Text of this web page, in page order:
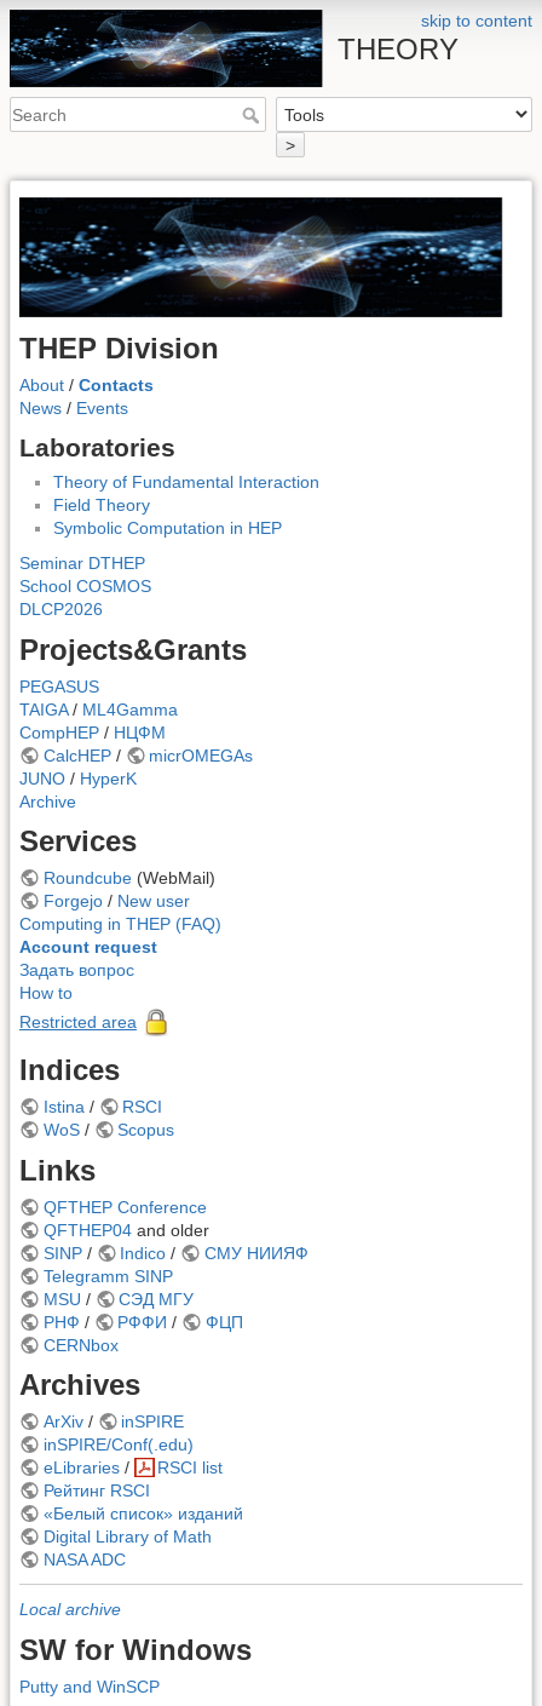
skip to content
THEORY
>
THEP Division
About / Contacts
News / Events
Laboratories
Theory of Fundamental Interaction
Field Theory
Symbolic Computation in HEP
Seminar DTHEP
School COSMOS
DLCP2026
Projects&Grants
PEGASUS
TAIGA/ ML4Gamma
CompHEP / НЦФМ
CalcHEP/
micrOMEGAs
JUNO / HyperK
Archive
Services
Roundcube(WebMail)
Forgejo/ New user
Computing in THEP (FAQ)
Account request
Задать вопрос
How to
Restricted area
Indices
Istina /
RSCI
WoS/ Scopus
Links
QFTHEP Conference
QFTHEP04and older
SINP/ Indico /
СМУ НИИЯФ
Telegramm SINP
MSU /
СЭД МГУ
РНФ / РФФИ /
ФЦП
CERNbox
Archives
ArXiv/
inSPIRE
inSPIRE/Conf(.edu)
eLibraries/
RSCI list
Рейтинг RSCI
«Белый список» изданий
Digital Library of Math
NASA ADC
Local archive
SW for Windows
Putty and WinSCP